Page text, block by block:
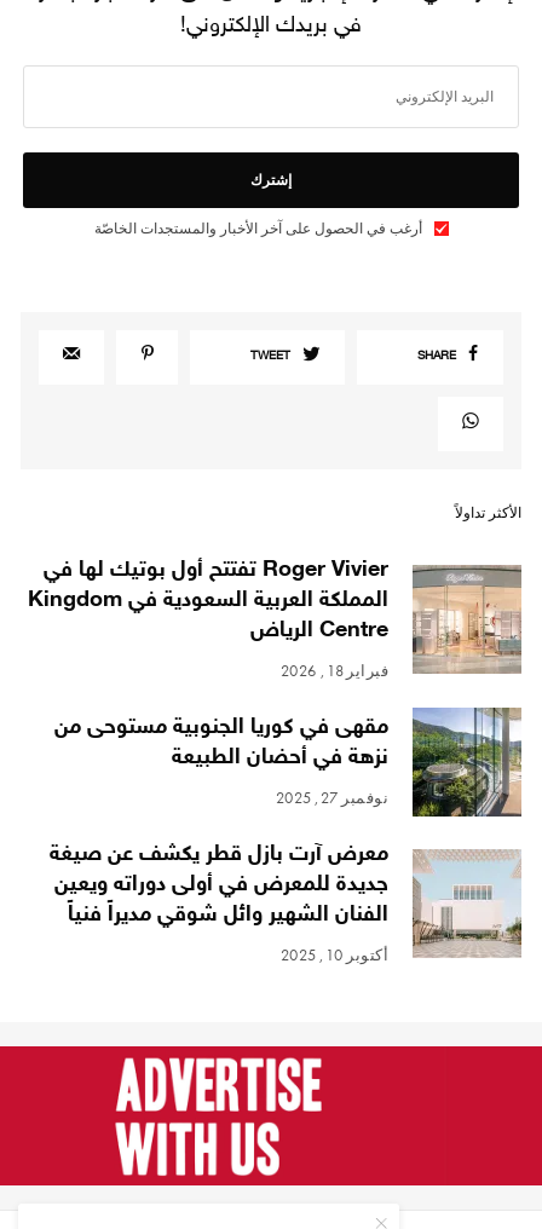
في بريدك الإلكتروني!
إشترك
أرغب في الحصول على آخر الأخبار والمستجدات الخاصّة
SHARE
TWEET
الأكثر تداولاً
Roger Vivier تفتتح أول بوتيك لها في
المملكة العربية السعودية في Kingdom
Centre الرياض
فبراير 18, 2026
مقهى في كوريا الجنوبية مستوحى من
نزهة في أحضان الطبيعة
نوفمبر 27, 2025
معرض آرت بازل قطر يكشف عن صيغة
جديدة للمعرض في أولى دوراته ويعين
الفنان الشهير وائل شوقي مديراً فنياً
أكتوبر 10, 2025